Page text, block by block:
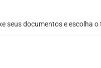
seus documentos e escolha